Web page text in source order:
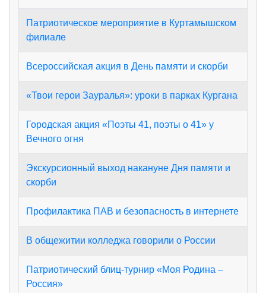
Патриотическое мероприятие в Куртамышском
филиале
Всероссийская акция в День памяти и скорби
«Твои герои Зауралья»: уроки в парках Кургана
Городская акция «Поэты 41, поэты о 41» у
Вечного огня
Экскурсионный выход накануне Дня памяти и
скорби
Профилактика ПАВ и безопасность в интернете
В общежитии колледжа говорили о России
Патриотический блиц-турнир «Моя Родина –
Россия»